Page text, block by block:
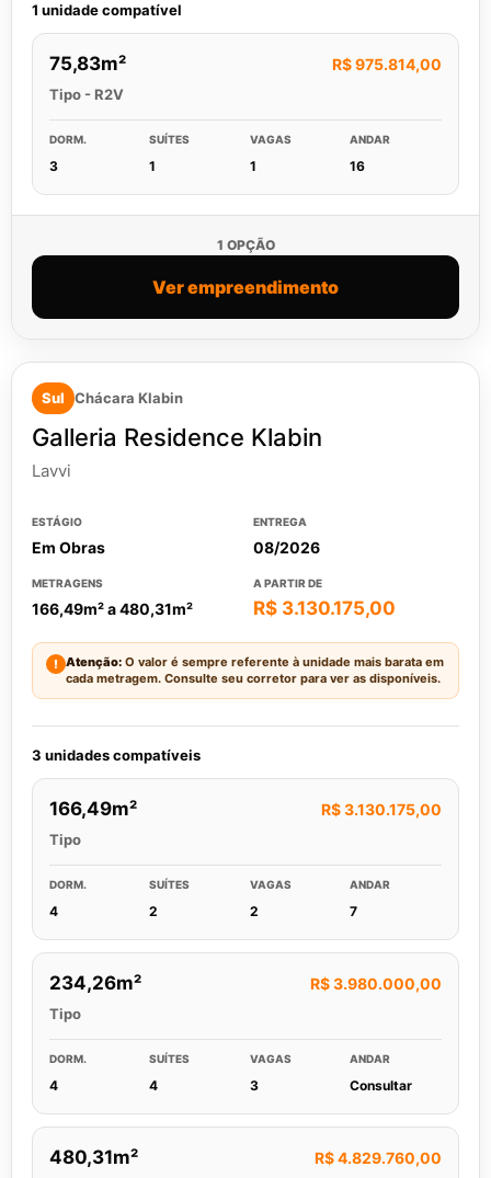
1 unidade compatível
75,83m² R$ 975.814,00
Tipo - R2V
DORM.
3
SUÍTES
1
VAGAS
1
ANDAR
16
1 OPÇÃO
Ver empreendimento
Sul Chácara Klabin
Galleria Residence Klabin
Lavvi
ESTÁGIO
Em Obras
ENTREGA
08/2026
METRAGENS
166,49m² a 480,31m²
A PARTIR DE
R$ 3.130.175,00
! Atenção: O valor é sempre referente à unidade mais barata em
cada metragem. Consulte seu corretor para ver as disponíveis.
3 unidades compatíveis
166,49m² R$ 3.130.175,00
Tipo
DORM.
4
SUÍTES
2
VAGAS
2
ANDAR
7
234,26m² R$ 3.980.000,00
Tipo
DORM.
4
SUÍTES
4
VAGAS
3
ANDAR
Consultar
480,31m² R$ 4.829.760,00